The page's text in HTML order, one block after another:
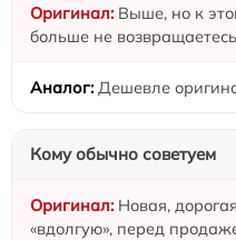
Выше, но к
больше не возвращаетесь
Дешевле
Кому обычно советуем
Новая,
«вдолгую», перед